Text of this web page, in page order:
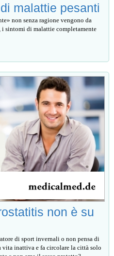
malattie pesanti
non senza ragione vengono da
sintomi di malattie completamente
non è su
di sport invernali o non pensa di
vita inattiva e fa circolare la città solo